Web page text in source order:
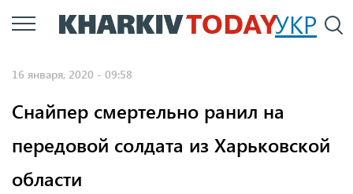
Перейти
к
УКР
16 января, 2020 - 09:58
Снайпер смертельно ранил на
передовой солдата из Харьковской
области